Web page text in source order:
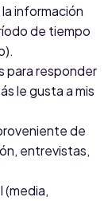
información
de tiempo
para responder
le gusta a mis
de
entrevistas,
(media,